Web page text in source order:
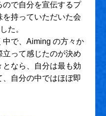
ので自分を宣伝するプ
持っていただいた会
た。
で、Aiming の方々か
って感じたのが決め
なら、自分は最も効
自分の中ではほぼ即